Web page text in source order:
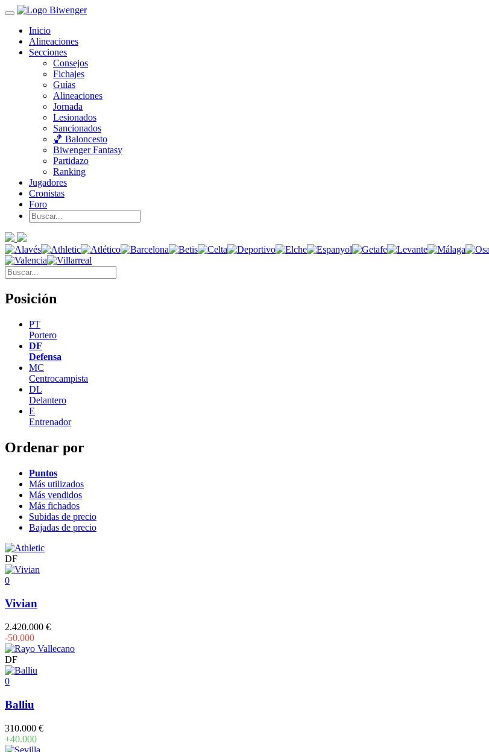
Inicio
Alineaciones
Secciones
Consejos
Fichajes
Guías
Alineaciones
Jornada
Lesionados
Sancionados
🏀 Baloncesto
Biwenger Fantasy
Partidazo
Ranking
Jugadores
Cronistas
Foro
Posición
PT
Portero
DF
Defensa
MC
Centrocampista
DL
Delantero
E
Entrenador
Ordenar por
Puntos
Más utilizados
Más vendidos
Más fichados
Subidas de precio
Bajadas de precio
DF
0
Vivian
2.420.000 €
-50.000
DF
0
Balliu
310.000 €
+40.000